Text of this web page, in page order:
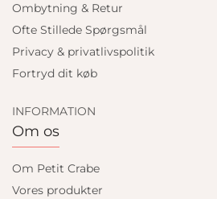
Ombytning & Retur
Ofte Stillede Spørgsmål
Privacy & privatlivspolitik
Fortryd dit køb
INFORMATION
Om os
Om Petit Crabe
Vores produkter